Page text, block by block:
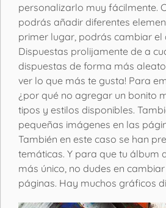
personalizarlo muy fácilmente.
podrás añadir diferentes
primer lugar, podrás cambiar el
Dispuestas prolijamente de a
dispuestas de forma más
ver lo que más te gusta! Para
¿por qué no agregar un bonito
tipos y estilos disponibles.
pequeñas imágenes en las
También en este caso se han
temáticas. Y para que tu álbum
más único, no dudes en
páginas. Hay muchos gráficos